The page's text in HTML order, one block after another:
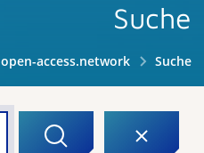
Suche
open-access.network Suche